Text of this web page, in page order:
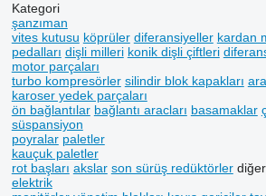
Kategori
şanzıman
vites kutusu köprüler diferansiyeller kardan
pedalları dişli milleri konik dişli çiftleri
motor parçaları
turbo kompresörler silindir blok kapakları
karoser yedek parçaları
ön bağlantılar bağlantı aracları basamaklar
süspansiyon
poyralar paletler
kauçuk paletler
rot başları akslar son sürüş redüktörler
elektrik